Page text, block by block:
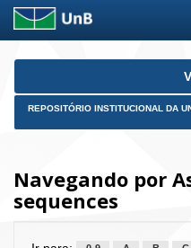
Skip
REPOSITÓRIO INSTITUCIONAL DA
Navegando por
sequences